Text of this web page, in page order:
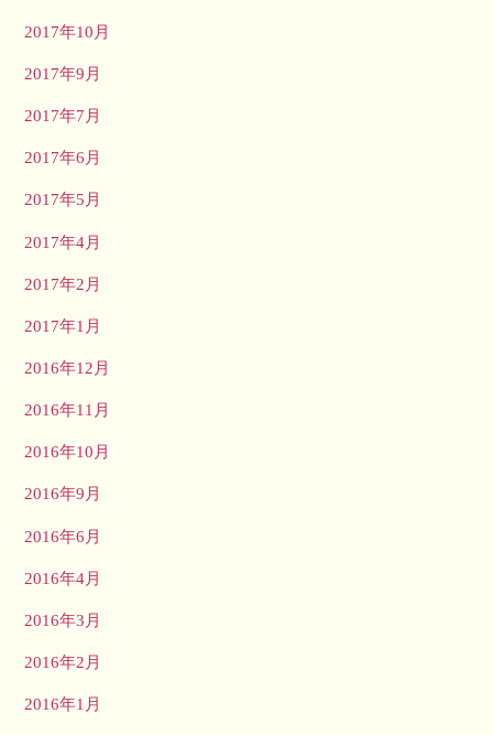
2017年10月
2017年9月
2017年7月
2017年6月
2017年5月
2017年4月
2017年2月
2017年1月
2016年12月
2016年11月
2016年10月
2016年9月
2016年6月
2016年4月
2016年3月
2016年2月
2016年1月